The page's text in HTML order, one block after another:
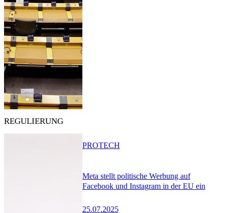
REGULIERUNG
Meta stellt politische Werbung auf
Facebook und Instagram in der EU ein
25.07.2025
PROTECH